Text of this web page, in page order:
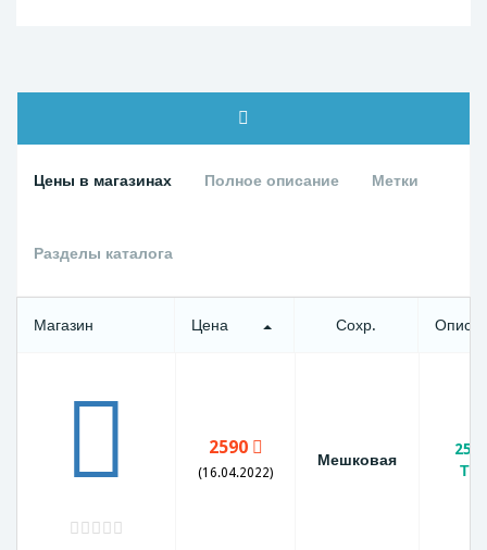
Цены в магазинах Полное описание Метки
Разделы каталога
Магазин Цена Сохр.
2590
(16.04.2022)
Мешковая
25